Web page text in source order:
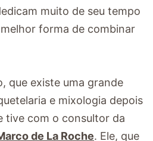
muito de seu tempo
forma de combinar
que existe uma grande
e mixologia depois
tive com o consultor da
de La Roche. Ele, que